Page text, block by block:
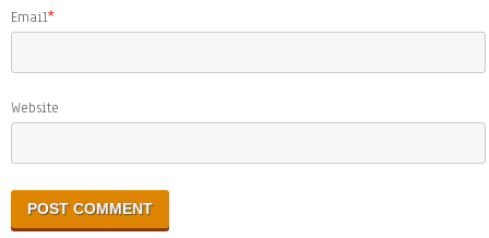
Email*
Website